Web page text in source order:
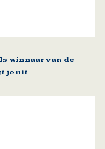
winnaar van de
je uit